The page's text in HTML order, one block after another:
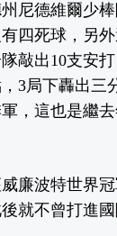
尼德維爾少
四死球，另
敲出10支安
3局下轟出三
，這也是繼
廉波特世界
就不曾打進國